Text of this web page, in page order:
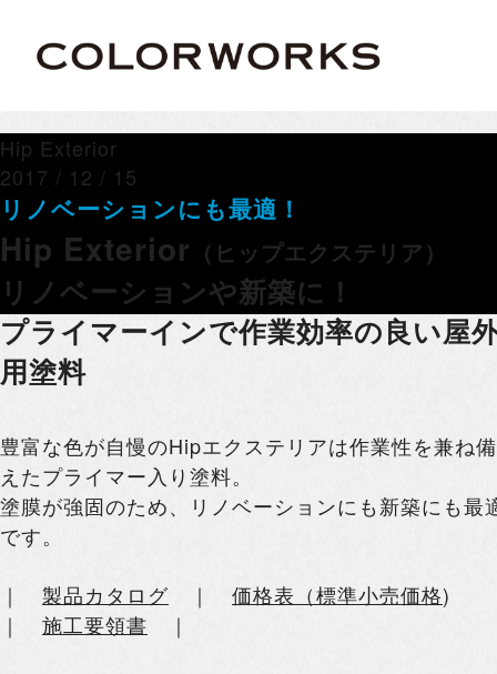
Hip Exterior
2017 / 12 / 15
リノベーションにも最適！
Hip Exterior （ヒップエクステリア）
リノベーションや新築に！
プライマーインで作業効率の良い屋
用塗料
豊富な色が自慢のHipエクステリアは作業性を兼ね備
えたプライマー入り塗料。
塗膜が強固のため、リノベーションにも新築にも最
です。
｜ 製品カタログ ｜ 価格表（標準小売価格)
｜ 施工要領書 ｜